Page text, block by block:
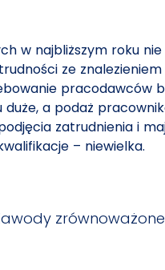
w najbliższym roku nie
ze
pracodawców
duże, a podaż
zatrudnienia i
– niewielka.
zrównoważone